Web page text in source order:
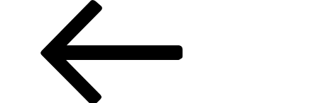
Inläggsnavigering